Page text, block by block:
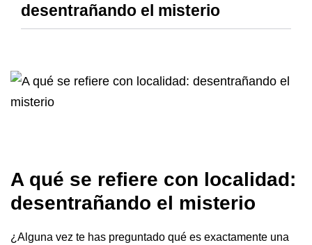
desentrañando el misterio
A qué se refiere con localidad:
desentrañando el misterio
¿Alguna vez te has preguntado qué es exactamente una